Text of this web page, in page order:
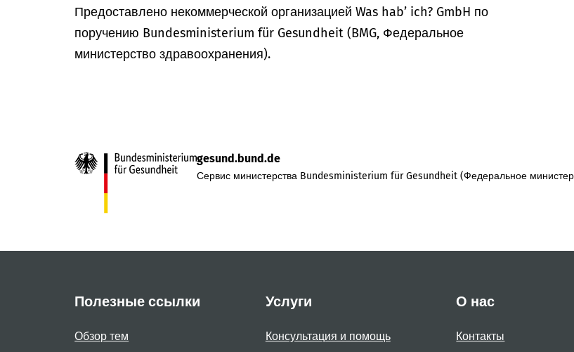
Предоставлено некоммерческой организацией Was hab’ ich? GmbH по
поручению Bundesministerium für Gesundheit (BMG, Федеральное
министерство здравоохранения).
gesund.bund.de
Сервис министерства Bundesministerium für Gesundheit (Федеральное
Полезные ссылки
Обзор тем
Услуги
Консультация и помощь
О нас
Контакты